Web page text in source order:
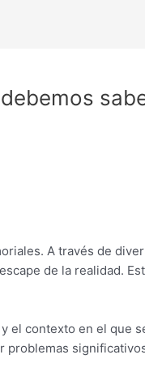
A través de
de la realidad.
contexto en el que